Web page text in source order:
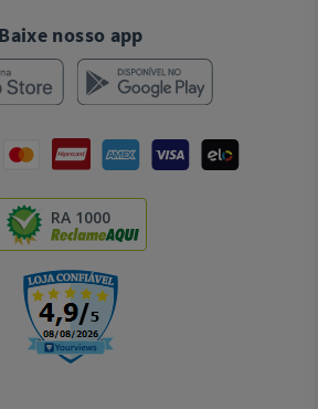
Baixe nosso app
RA 1000